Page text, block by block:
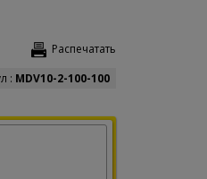
Распечатать
: MDV10-2-100-100